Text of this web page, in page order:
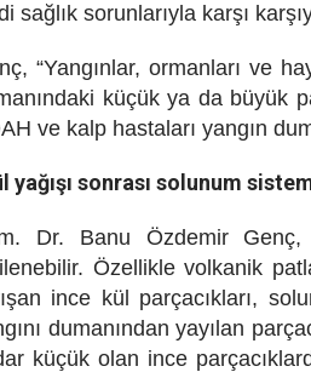
sağlık sorunlarıyla karşı
“Yangınlar, ormanları ve
küçük ya da büyük
ve kalp hastaları yangın
yağışı sonrası solunum
Dr. Banu Özdemir Genç,
Özellikle volkanik
ince kül parçacıkları,
dumanından yayılan
küçük olan ince